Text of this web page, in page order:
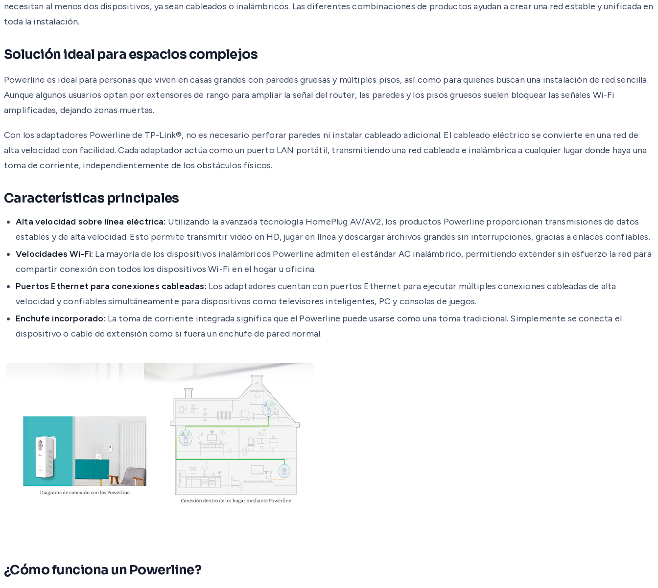
necesitan al menos dos dispositivos, ya sean cableados o inalámbricos. Las diferentes combinaciones de productos ayudan a crear una red estable y unificada en
toda la instalación.
Solución ideal para espacios complejos
Powerline es ideal para personas que viven en casas grandes con paredes gruesas y múltiples pisos, así como para quienes buscan una instalación de red sencilla.
Aunque algunos usuarios optan por extensores de rango para ampliar la señal del router, las paredes y los pisos gruesos suelen bloquear las señales Wi-Fi
amplificadas, dejando zonas muertas.
Con los adaptadores Powerline de TP-Link®, no es necesario perforar paredes ni instalar cableado adicional. El cableado eléctrico se convierte en una red de
alta velocidad con facilidad. Cada adaptador actúa como un puerto LAN portátil, transmitiendo una red cableada e inalámbrica a cualquier lugar donde haya una
toma de corriente, independientemente de los obstáculos físicos.
Características principales
Alta velocidad sobre línea eléctrica: Utilizando la avanzada tecnología HomePlug AV/AV2, los productos Powerline proporcionan transmisiones de datos
estables y de alta velocidad. Esto permite transmitir video en HD, jugar en línea y descargar archivos grandes sin interrupciones, gracias a enlaces confiables.
Velocidades Wi-Fi: La mayoría de los dispositivos inalámbricos Powerline admiten el estándar AC inalámbrico, permitiendo extender sin esfuerzo la red para
compartir conexión con todos los dispositivos Wi-Fi en el hogar u oficina.
Puertos Ethernet para conexiones cableadas: Los adaptadores cuentan con puertos Ethernet para ejecutar múltiples conexiones cableadas de alta
velocidad y confiables simultáneamente para dispositivos como televisores inteligentes, PC y consolas de juegos.
Enchufe incorporado: La toma de corriente integrada significa que el Powerline puede usarse como una toma tradicional. Simplemente se conecta el
dispositivo o cable de extensión como si fuera un enchufe de pared normal.
¿Cómo funciona un Powerline?